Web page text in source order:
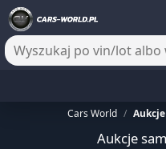
Cars World /
Aukcje